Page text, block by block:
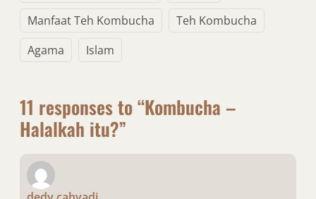
Manfaat Teh Kombucha
Teh Kombucha
Agama
Islam
11 responses to “Kombucha –
Halalkah itu?”